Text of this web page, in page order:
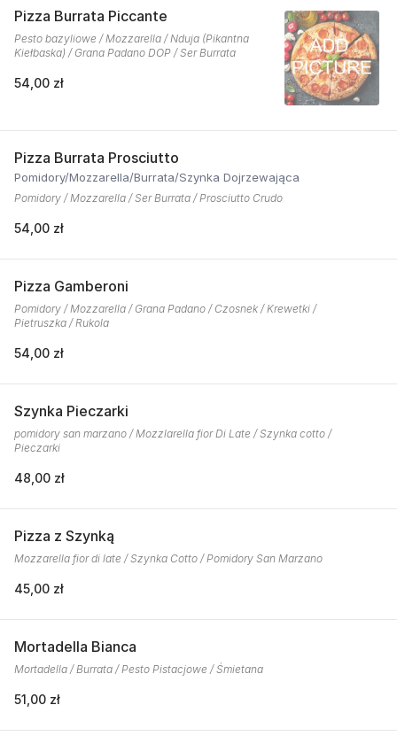
Pizza Burrata Piccante
Pesto bazyliowe / Mozzarella / Nduja (Pikantna
Kiełbaska) / Grana Padano DOP / Ser Burrata
54,00 zł
Pizza Burrata Prosciutto
Pomidory/Mozzarella/Burrata/Szynka Dojrzewająca
Pomidory / Mozzarella / Ser Burrata / Prosciutto Crudo
54,00 zł
Pizza Gamberoni
Pomidory / Mozzarella / Grana Padano / Czosnek / Krewetki /
Pietruszka / Rukola
54,00 zł
Szynka Pieczarki
pomidory san marzano / Mozzlarella fior Di Late / Szynka cotto /
Pieczarki
48,00 zł
Pizza z Szynką
Mozzarella fior di late / Szynka Cotto / Pomidory San Marzano
45,00 zł
Mortadella Bianca
Mortadella / Burrata / Pesto Pistacjowe / Śmietana
51,00 zł